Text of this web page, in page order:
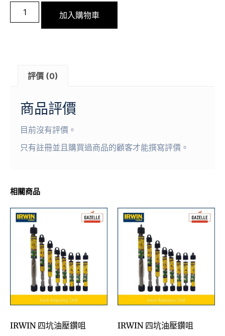
加入購物車
評價 (0)
商品評價
目前沒有評價。
只有註冊並且購買過商品的顧客才能撰寫評價。
相關商品
IRWIN 四坑油壓鑽咀
IRWIN 四坑油壓鑽咀